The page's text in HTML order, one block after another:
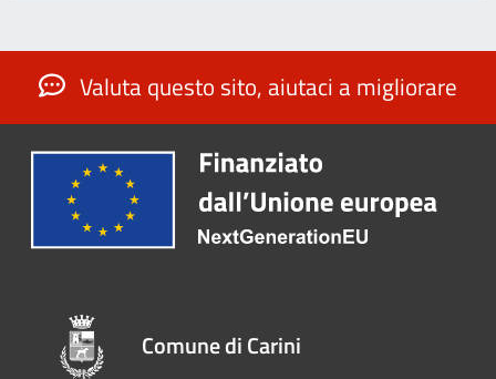
Valuta questo sito, aiutaci a migliorare
Comune di Carini